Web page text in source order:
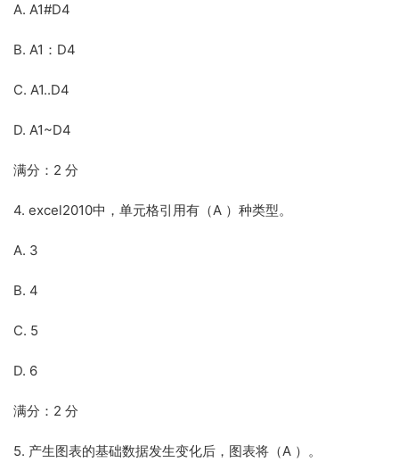
A. A1#D4
B. A1：D4
C. A1..D4
D. A1~D4
满分：2 分
4. excel2010中，单元格引用有（A ）种类型。
A. 3
B. 4
C. 5
D. 6
满分：2 分
5. 产生图表的基础数据发生变化后，图表将（A ）。